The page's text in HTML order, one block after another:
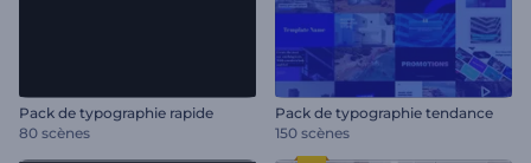
Pack de typographie rapide
80 scènes
Pack de typographie tendance
150 scènes